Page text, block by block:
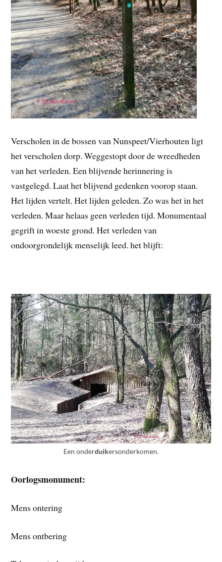
Verscholen in de bossen van Nunspeet/Vierhouten ligt
het verscholen dorp. Weggestopt door de wreedheden
van het verleden. Een blijvende herinnering is
vastgelegd. Laat het blijvend gedenken voorop staan.
Het lijden vertelt. Het lijden geleden. Zo was het in het
verleden. Maar helaas geen verleden tijd. Monumentaal
gegrift in woeste grond. Het verleden van
ondoorgrondelijk menselijk leed. het blijft:
Een onderduikersonderkomen.
Oorlogsmonument:
Mens ontering
Mens ontbering